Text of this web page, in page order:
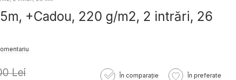
+Cadou, 220 g/m2, 2 intrări, 26
Lei În comparație În preferate